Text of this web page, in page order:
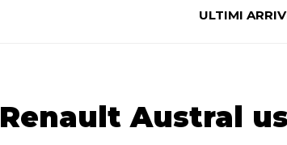
ULTIMI
Renault Austral